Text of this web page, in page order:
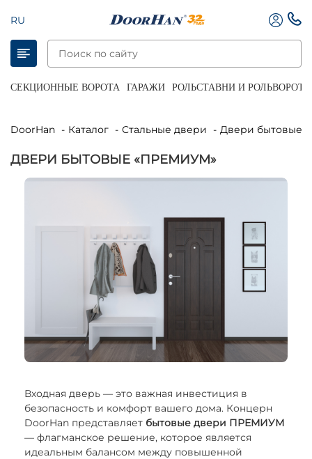
RU
СЕКЦИОННЫЕ ВОРОТА ГАРАЖИ РОЛЬСТАВНИ И РОЛЬВОРОТА
DoorHan Каталог Стальные двери Двери бытовые
ДВЕРИ БЫТОВЫЕ «ПРЕМИУМ»
Входная дверь — это важная инвестиция в
безопасность и комфорт вашего дома. Концерн
DoorHan представляет бытовые двери ПРЕМИУМ
— флагманское решение, которое является
идеальным балансом между повышенной